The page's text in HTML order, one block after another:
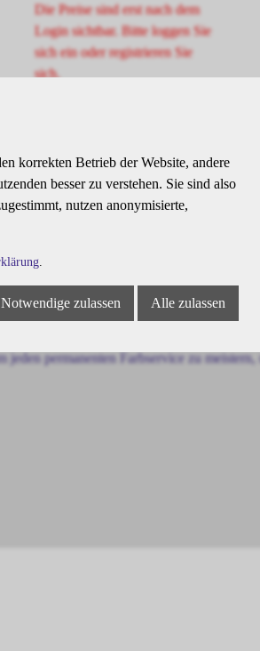
Die Preise sind erst nach dem
Login sichtbar. Bitte loggen Sie
sich ein oder registrieren Sie
sich.
Ergebnisse, bis zu 100% Abdeckung,
permanenten Farbservice zu
korrekten Betrieb der Website, andere
besser zu verstehen. Sie sind also
nutzen anonymisierte,
.
Notwendige zulassen Alle zulassen